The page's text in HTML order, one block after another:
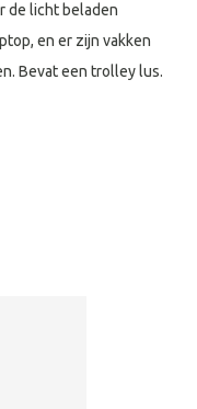
de licht beladen
en er zijn vakken
Bevat een trolley lus.